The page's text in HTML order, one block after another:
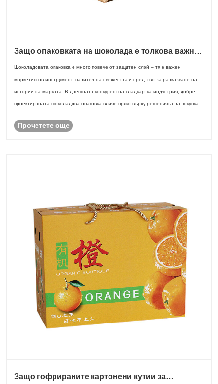
Защо опаковката на шоколада е толкова важна
изживяването на потребителите
Шоколадовата опаковка е много повече от защитен слой – тя е важен
маркетингов инструмент, пазител на свежестта и средство за разказване на
истории на марката. В днешната конкурентна сладкарска индустрия, добре
проектираната шоколадова опаковка влияе пряко върху решенията за покупка
Прочетете още
Защо гофрираните картонени кутии за